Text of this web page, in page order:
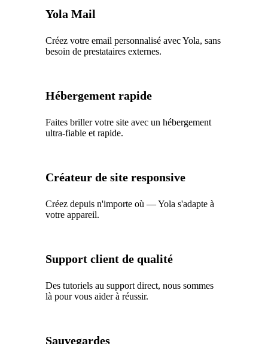
Yola Mail
Créez votre email personnalisé avec Yola, sans
besoin de prestataires externes.
Hébergement rapide
Faites briller votre site avec un hébergement
ultra-fiable et rapide.
Créateur de site responsive
Créez depuis n'importe où — Yola s'adapte à
votre appareil.
Support client de qualité
Des tutoriels au support direct, nous sommes
là pour vous aider à réussir.
Sauvegardes